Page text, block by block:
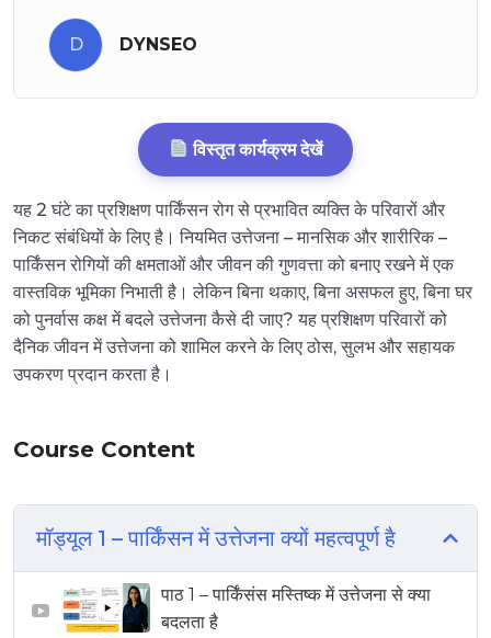
D DYNSEO
विस्तृत कार्यक्रम देखें
यह 2 घंटे का प्रशिक्षण पार्किंसन रोग से प्रभावित व्यक्ति के परिवारों और
निकट संबंधियों के लिए है। नियमित उत्तेजना – मानसिक और शारीरिक –
पार्किंसन रोगियों की क्षमताओं और जीवन की गुणवत्ता को बनाए रखने में एक
वास्तविक भूमिका निभाती है। लेकिन बिना थकाए, बिना असफल हुए, बिना घर
को पुनर्वास कक्ष में बदले उत्तेजना कैसे दी जाए? यह प्रशिक्षण परिवारों को
दैनिक जीवन में उत्तेजना को शामिल करने के लिए ठोस, सुलभ और सहायक
उपकरण प्रदान करता है।
Course Content
मॉड्यूल 1 – पार्किंसन में उत्तेजना क्यों महत्वपूर्ण है
▶
पाठ 1 – पार्किंसंस मस्तिष्क में उत्तेजना से क्या
बदलता है